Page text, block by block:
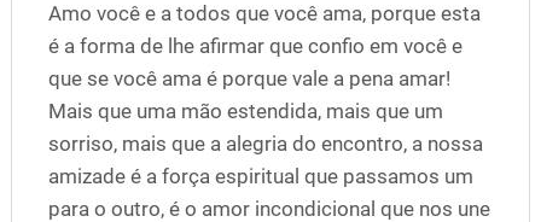
Amo você e a todos que você ama, porque esta
é a forma de lhe afirmar que confio em você e
que se você ama é porque vale a pena amar!
Mais que uma mão estendida, mais que um
sorriso, mais que a alegria do encontro, a nossa
amizade é a força espiritual que passamos um
para o outro, é o amor incondicional que nos une